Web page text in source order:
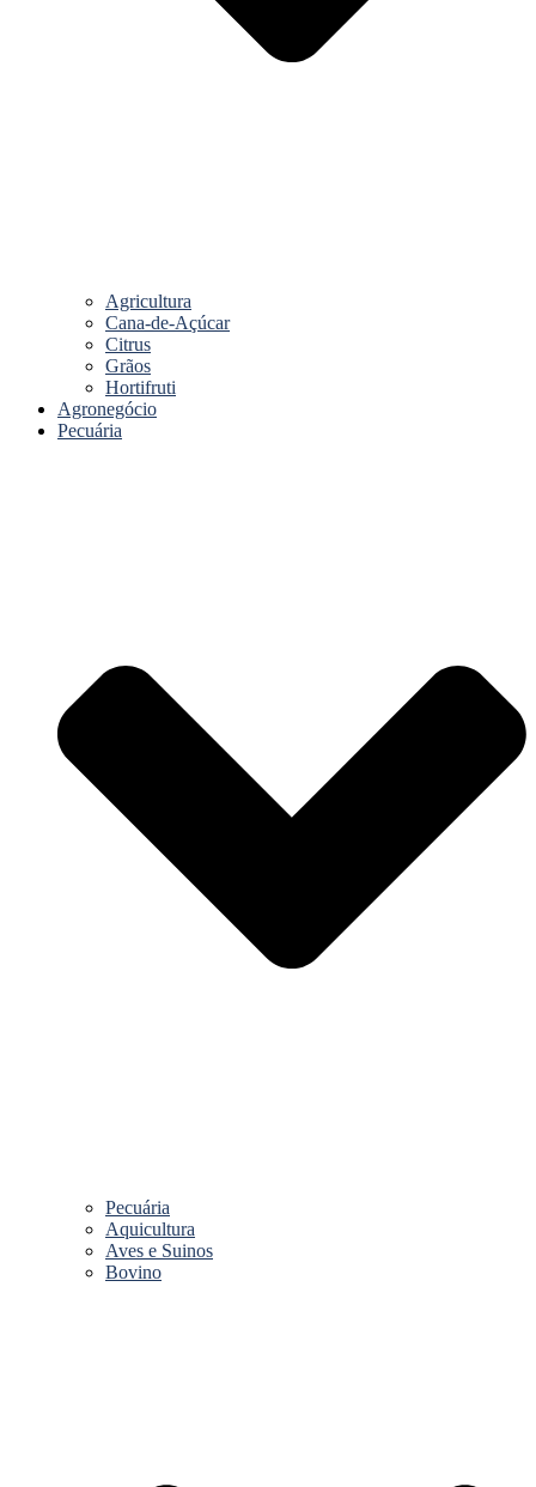
Agricultura
Cana-de-Açúcar
Citrus
Grãos
Hortifruti
Agronegócio
Pecuária
Pecuária
Aquicultura
Aves e Suinos
Bovino